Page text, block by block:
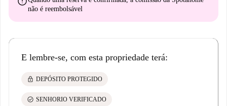
não é reembolsável
E lembre-se, com esta propriedade terá:
lock DEPÓSITO PROTEGIDO
check_circle SENHORIO VERIFICADO